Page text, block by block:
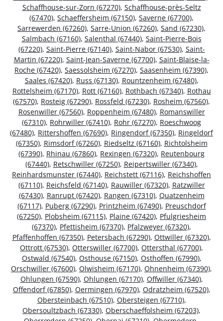
Schaffhouse-sur-Zorn (67270), Schaffhouse-près-Seltz
(67470), Schaeffersheim (67150), Saverne (67700),
Sarrewerden (67260), Sarre-Union (67260), Sand (67230),
Salmbach (67160), Salenthal (67440), Saint-Pierre-Bois
(67220), Saint-Pierre (67140), Saint-Nabor (67530), Saint-
Martin (67220), Saint-Jean-Saverne (67700), Saint-Blaise-la-
Roche (67420), Saessolsheim (67270), Saasenheim (67390),
Saales (67420), Russ (67130), Rountzenheim (67480),
Rottelsheim (67170), Rott (67160), Rothbach (67340), Rothau
(67570), Rosteig (67290), Rossfeld (67230), Rosheim (67560),
Rosenwiller (67560), Roppenheim (67480), Romanswiller
(67310), Rohrwiller (67410), Rohr (67270), Roeschwoog
(67480), Rittershoffen (67690), Ringendorf (67350), Ringeldorf
(67350), Rimsdorf (67260), Riedseltz (67160), Richtolsheim
(67390), Rhinau (67860), Rexingen (67320), Reutenbourg
(67440), Retschwiller (67250), Reipertswiller (67340),
Reinhardsmunster (67440), Reichstett (67116), Reichshoffen
(67110), Reichsfeld (67140), Rauwiller (67320), Ratzwiller
(67430), Ranrupt (67420), Rangen (67310), Quatzenheim
(67117), Puberg (67290), Printzheim (67490), Preuschdorf
(67250), Plobsheim (67115), Plaine (67420), Pfulgriesheim
(67370), Pfettisheim (67370), Pfalzweyer (67320),
Pfaffenhoffen (67350), Petersbach (67290), Ottwiller (67320),
Ottrott (67530), Otterswiller (67700), Ottersthal (67700),
Ostwald (67540), Osthouse (67150), Osthoffen (67990),
Orschwiller (67600), Olwisheim (67170), Ohnenheim (67390),
Ohlungen (67590), Ohlungen (67170), Offwiller (67340),
Offendorf (67850), Oermingen (67970), Odratzheim (67520),
Obersteinbach (67510), Obersteigen (67710),
Obersoultzbach (67330), Oberschaeffolsheim (67203),